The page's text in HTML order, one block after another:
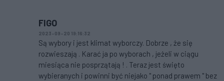
FIGO
2023-09-20 19:16:32
Są wybory i jest klimat wyborczy. Dobrze , że się
rozwieszają . Karać ja po wyborach , jeżeli w ciągu
miesiąca nie posprzątają ! . Teraz jest święto
wybieranych i powinni być niejako " ponad prawem " bez